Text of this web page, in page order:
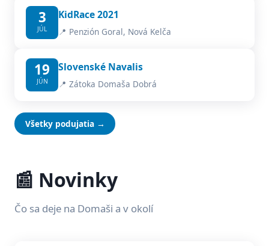
3
JÚL
KidRace 2021
📍 Penzión Goral, Nová Kelča
19
JÚN
Slovenské Navalis
📍 Zátoka Domaša Dobrá
Všetky podujatia →
📰 Novinky
Čo sa deje na Domaši a v okolí